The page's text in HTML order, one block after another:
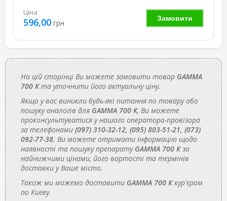
Замовити
Ціна
596,00 грн
На цій сторінці Ви можете замовити товар GAMMA
700 Кта уточнити його актуальну ціну.
Якщо у вас виникли будь-які питання по товару або
пошуку аналогів для GAMMA 700 К, Ви можете
проконсультуватися у нашого оператора-провізора
за телефонами (097) 310-32-12, (095) 803-51-21, (073)
092-77-38. Ви можете отримати інформацію щодо
наявності та пошуку препарату GAMMA 700 Кза
найнижчими цінами, його вартості та термінів
доставки у Ваше місто.
Також ми можемо доставити GAMMA 700 Ккур'єром
по Києву.